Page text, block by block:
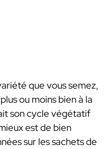
que vous semez,
ou moins bien à la
son cycle végétatif
est de bien
sur les sachets de